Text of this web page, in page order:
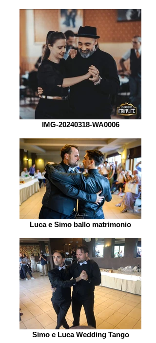
IMG-20240318-WA0006
Luca e Simo ballo matrimonio
Simo e Luca Wedding Tango